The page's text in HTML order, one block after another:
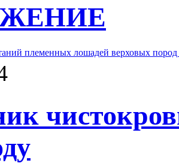
племенных лошадей верховых